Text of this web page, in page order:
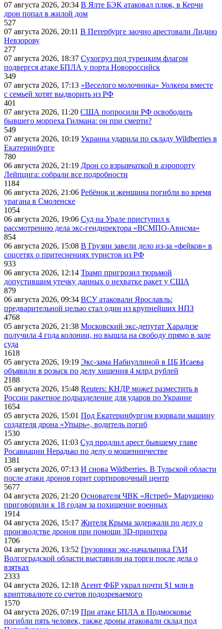
07 августа 2026, 20:34 В Ялте БЭК атаковал пляж, в Керчи
дрон попал в жилой дом
527
07 августа 2026, 20:11 В Петербурге заочно арестовали Лидию
Невзорову
277
07 августа 2026, 18:37 Сухогруз под турецким флагом
подвергся атаке БПЛА у порта Новороссийск
349
07 августа 2026, 17:13 «Веселого молочника» Уолкера вместе
с семьей хотят выдворить из РФ
401
07 августа 2026, 11:20 США попросили РФ освободить
бывшего морпеха Гилмана: он при смерти?
549
07 августа 2026, 10:19 Украина ударила по складу Wildberries в
Екатеринбурге
780
06 августа 2026, 21:19 Дрон со взрывчаткой в аэропорту
Лейпцига: собрали все подробности
1184
06 августа 2026, 21:06 Ребёнок и женщина погибли во время
урагана в Смоленске
1054
06 августа 2026, 19:06 Суд на Урале приступил к
рассмотрению дела экс-гендиректора «ВСМПО-Ависма»
854
06 августа 2026, 15:08 В Грузии завели дело из-за «фейков» в
соцсетях о притеснениях туристов из РФ
933
06 августа 2026, 12:14 Трамп пригрозил тюрьмой
допустившим утечку данных о нехватке ракет у США
879
06 августа 2026, 09:34 ВСУ атаковали Ярославль:
предварительной целью стал один из крупнейших НПЗ
4768
05 августа 2026, 21:38 Московский экс-депутат Харадизе
получила 4 года колонии, но вышла на свободу прямо в зале
суда
1618
05 августа 2026, 19:19 Экс-зама Набиуллиной в ЦБ Исаева
объявили в розыск по делу хищения 4 млрд рублей
2188
05 августа 2026, 15:48 Reuters: КНДР может разместить в
России ракетное подразделение для ударов по Украине
1654
05 августа 2026, 15:01 Под Екатеринбургом взорвали машину
создателя дрона «Упырь», водитель погиб
1530
05 августа 2026, 11:03 Суд продлил арест бывшему главе
Росавиации Нерадько по делу о мошенничестве
1381
05 августа 2026, 07:13 И снова Wildberries. В Тульской области
после атаки дронов горит сортировочный центр
5677
04 августа 2026, 21:20 Основателя ЧВК «Ястреб» Марущенко
приговорили к 18 годам за похищение военных
1914
04 августа 2026, 15:17 Жителя Крыма задержали по делу о
производстве дронов при помощи 3D‑принтера
1706
04 августа 2026, 13:52 Грузовики экс-начальника ГАИ
Волгоградской области выставили на торги после дела о
взятках
2333
04 августа 2026, 12:18 Агент ФБР украл почти $1 млн в
криптовалюте со счетов подозреваемого
1570
04 августа 2026, 07:19 При атаке БПЛА в Подмосковье
погибли пять человек, также дроны атаковали склад под